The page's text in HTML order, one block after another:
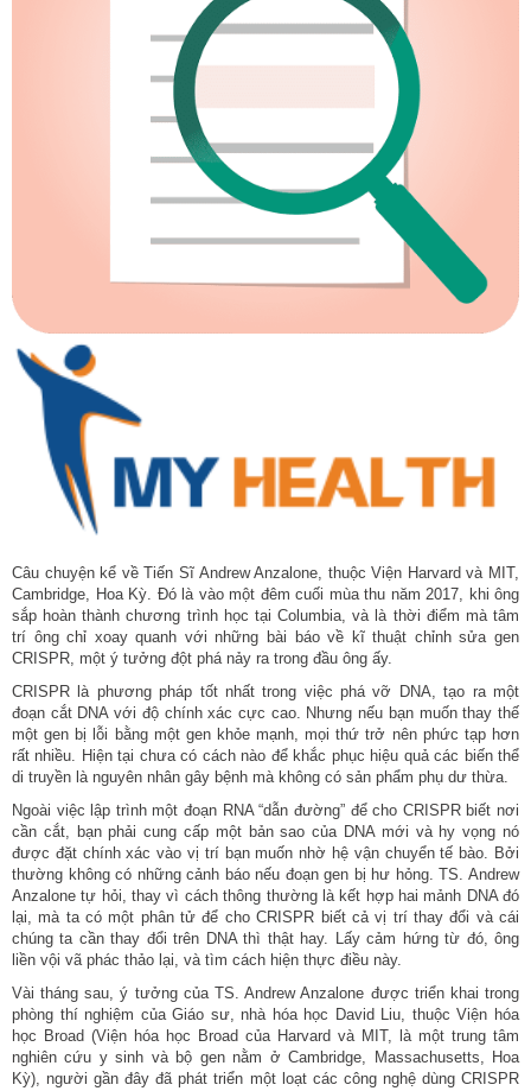
Câu chuyện kể về Tiến Sĩ Andrew Anzalone, thuộc Viện Harvard và MIT,
Cambridge, Hoa Kỳ. Đó là vào một đêm cuối mùa thu năm 2017, khi ông
sắp hoàn thành chương trình học tại Columbia, và là thời điểm mà tâm
trí ông chỉ xoay quanh với những bài báo về kĩ thuật chỉnh sửa gen
CRISPR, một ý tưởng đột phá nảy ra trong đầu ông ấy.
CRISPR là phương pháp tốt nhất trong việc phá vỡ DNA, tạo ra một
đoạn cắt DNA với độ chính xác cực cao. Nhưng nếu bạn muốn thay thế
một gen bị lỗi bằng một gen khỏe mạnh, mọi thứ trở nên phức tạp hơn
rất nhiều. Hiện tại chưa có cách nào để khắc phục hiệu quả các biến thể
di truyền là nguyên nhân gây bệnh mà không có sản phẩm phụ dư thừa.
Ngoài việc lập trình một đoạn RNA “dẫn đường” để cho CRISPR biết nơi
cần cắt, bạn phải cung cấp một bản sao của DNA mới và hy vọng nó
được đặt chính xác vào vị trí bạn muốn nhờ hệ vận chuyển tế bào. Bởi
thường không có những cảnh báo nếu đoạn gen bị hư hỏng. TS. Andrew
Anzalone tự hỏi, thay vì cách thông thường là kết hợp hai mảnh DNA đó
lại, mà ta có một phân tử để cho CRISPR biết cả vị trí thay đổi và cái
chúng ta cần thay đổi trên DNA thì thật hay. Lấy cảm hứng từ đó, ông
liền vội vã phác thảo lại, và tìm cách hiện thực điều này.
Vài tháng sau, ý tưởng của TS. Andrew Anzalone được triển khai trong
phòng thí nghiệm của Giáo sư, nhà hóa học David Liu, thuộc Viện hóa
học Broad (Viện hóa học Broad của Harvard và MIT, là một trung tâm
nghiên cứu y sinh và bộ gen nằm ở Cambridge, Massachusetts, Hoa
Kỳ), người gần đây đã phát triển một loạt các công nghệ dùng CRISPR